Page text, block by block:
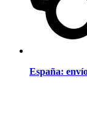
España: